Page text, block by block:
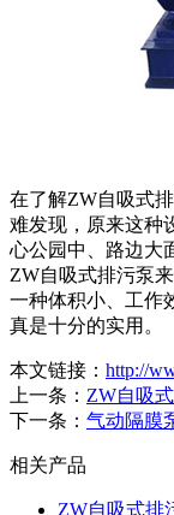
在了解ZW自吸式
难发现，原来这种
心公园中、路边大
ZW自吸式排污泵
一种体积小、工作
真是十分的实用。
本文链接： http://
上一条： ZW自吸
下一条： 气动隔膜
相关产品
ZW自吸式排